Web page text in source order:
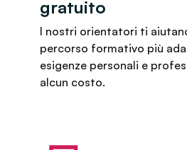
gratuito
I nostri orientatori ti
percorso formativo più
esigenze personali e
alcun costo.